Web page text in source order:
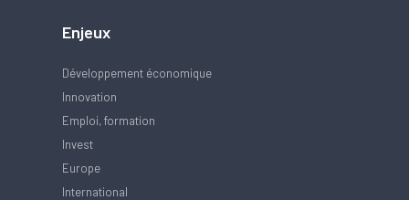
Enjeux
Développement économique
Innovation
Emploi, formation
Invest
Europe
International